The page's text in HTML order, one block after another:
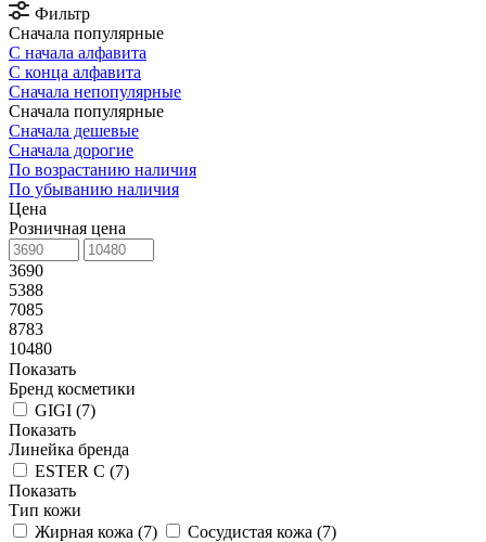
Фильтр
Сначала популярные
С начала алфавита
С конца алфавита
Сначала непопулярные
Сначала популярные
Сначала дешевые
Сначала дорогие
По возрастанию наличия
По убыванию наличия
Цена
Розничная цена
3690
5388
7085
8783
10480
Показать
Бренд косметики
GIGI (7)
Показать
Линейка бренда
ESTER C (7)
Показать
Тип кожи
Жирная кожа (7) Сосудистая кожа (7)